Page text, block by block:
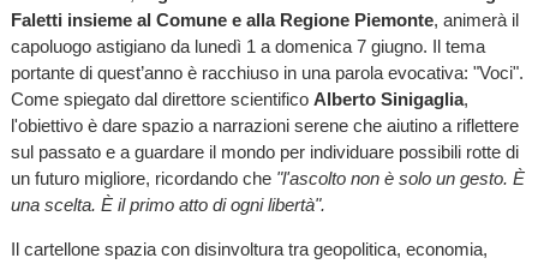
Faletti insieme al Comune e alla Regione Piemonte, animerà il
capoluogo astigiano da lunedì 1 a domenica 7 giugno. Il tema
portante di quest’anno è racchiuso in una parola evocativa: "Voci".
Come spiegato dal direttore scientifico Alberto Sinigaglia,
l'obiettivo è dare spazio a narrazioni serene che aiutino a riflettere
sul passato e a guardare il mondo per individuare possibili rotte di
un futuro migliore, ricordando che "l'ascolto non è solo un gesto. È
una scelta. È il primo atto di ogni libertà".
Il cartellone spazia con disinvoltura tra geopolitica, economia,